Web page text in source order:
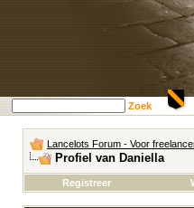
Zoek
Lancelots Forum - Voor
Profiel van Daniella
Registreer